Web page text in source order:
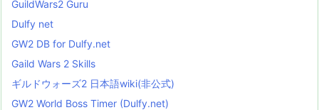
GuildWars2 Guru
Dulfy net
GW2 DB for Dulfy.net
Gaild Wars 2 Skills
ギルドウォーズ2 日本語wiki(非公式)
GW2 World Boss Timer (Dulfy.net)